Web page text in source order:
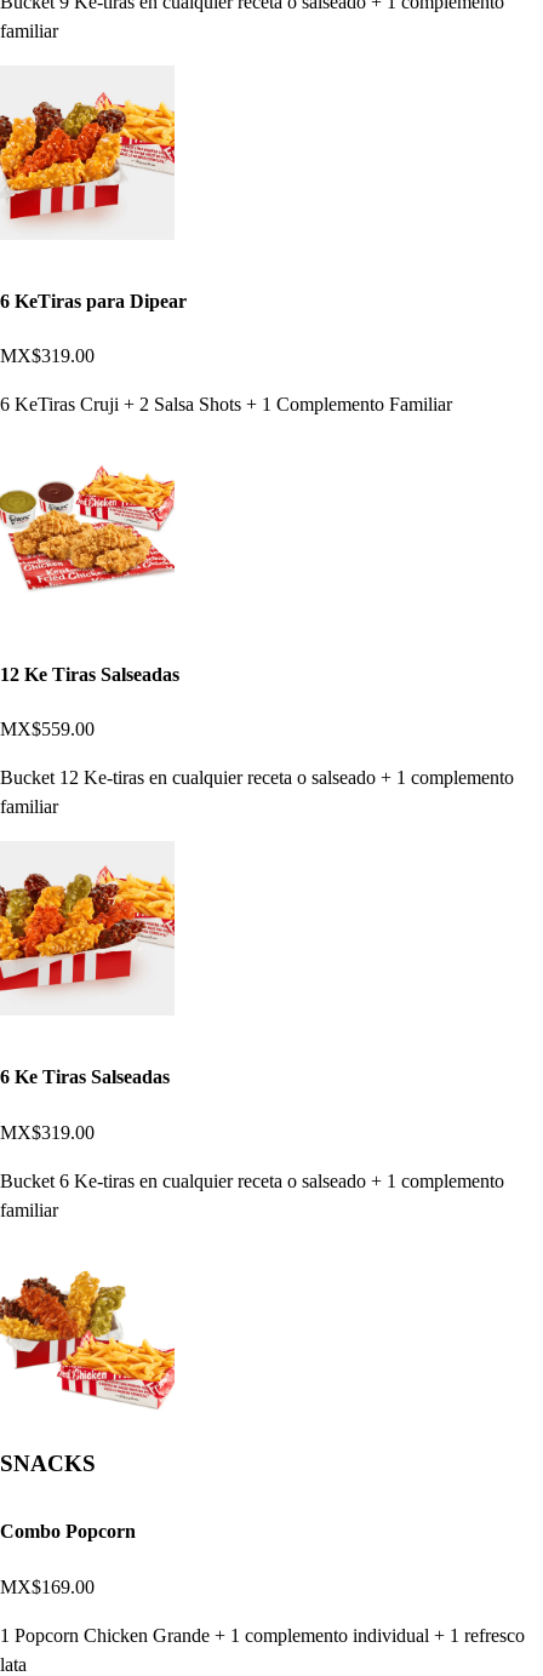
familiar
6 KeTiras para Dipear
MX$319.00
6 KeTiras Cruji + 2 Salsa Shots + 1 Complemento Familiar
12 Ke Tiras Salseadas
MX$559.00
Bucket 12 Ke-tiras en cualquier receta o salseado + 1 complemento
familiar
6 Ke Tiras Salseadas
MX$319.00
Bucket 6 Ke-tiras en cualquier receta o salseado + 1 complemento
familiar
SNACKS
Combo Popcorn
MX$169.00
1 Popcorn Chicken Grande + 1 complemento individual + 1 refresco
lata